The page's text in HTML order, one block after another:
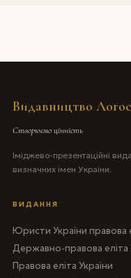
Видавництво
Створюємо цінність
Іміджево-презентаційні
визначних імен України.
ВИДАННЯ
Юристи України правова
Державно-правова еліта
Правова еліта України